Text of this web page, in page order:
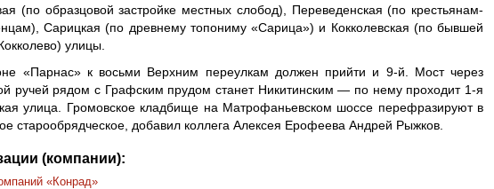
(по образцовой застройке местных слобод), Переведенская (по крестьянам-
Сарицкая (по древнему топониму «Сарица») и Кокколевская (по бывшей
улицы.
«Парнас» к восьми Верхним переулкам должен прийти и 9-й. Мост через
ручей рядом с Графским прудом станет Никитинским — по нему проходит 1-я
улица. Громовское кладбище на Матрофаньевском шоссе перефразируют в
старообрядческое, добавил коллега Алексея Ерофеева Андрей Рыжков.
(компании):
«Конрад»